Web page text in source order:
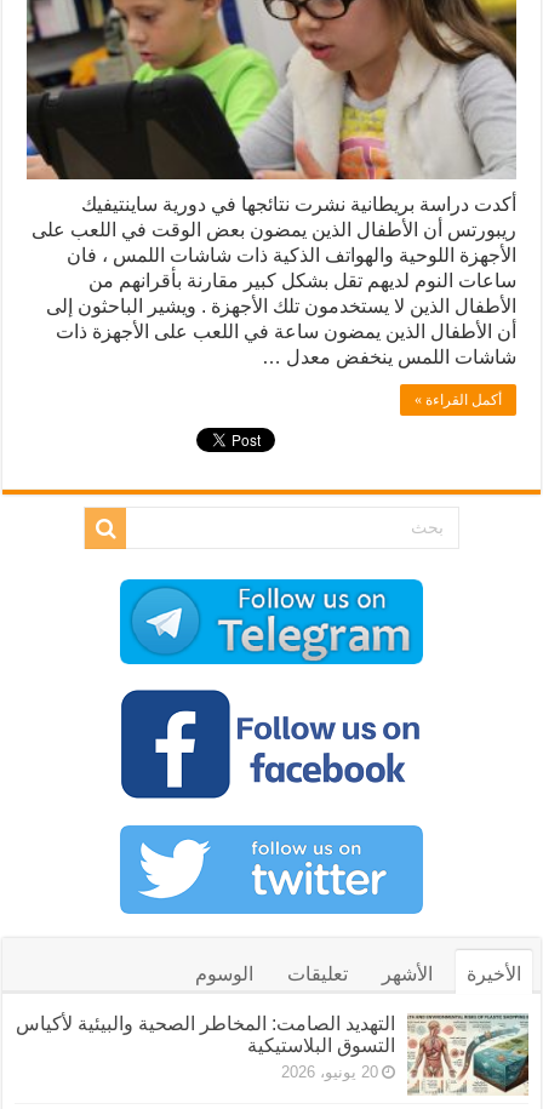
أكدت دراسة بريطانية نشرت نتائجها في دورية ساينتيفيك
ريبورتس أن الأطفال الذين يمضون بعض الوقت في اللعب على
الأجهزة اللوحية والهواتف الذكية ذات شاشات اللمس ، فان
ساعات النوم لديهم تقل بشكل كبير مقارنة بأقرانهم من
الأطفال الذين لا يستخدمون تلك الأجهزة . ويشير الباحثون إلى
أن الأطفال الذين يمضون ساعة في اللعب على الأجهزة ذات
شاشات اللمس ينخفض معدل …
أكمل القراءة »
الأخيرة الأشهر تعليقات الوسوم
التهديد الصامت: المخاطر الصحية والبيئية لأكياس
التسوق البلاستيكية
20 يونيو، 2026